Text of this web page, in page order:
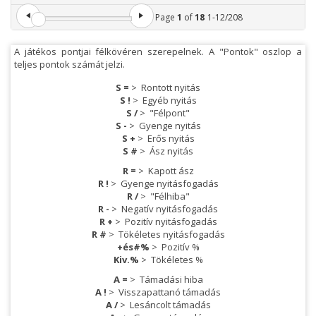
Page 1 of18 1-12/208
A játékos pontjai félkövéren szerepelnek. A "Pontok" oszlop a
teljes pontok számát jelzi.
S = > Rontott nyitás
S ! > Egyéb nyitás
S /> "Félpont"
S - > Gyenge nyitás
S + > Erős nyitás
S # > Ász nyitás
R = > Kapott ász
R ! > Gyenge nyitásfogadás
R /> "Félhiba"
R - > Negatív nyitásfogadás
R + > Pozitív nyitásfogadás
R # > Tökéletes nyitásfogadás
+és#% > Pozitív %
Kiv.% > Tökéletes %
A = > Támadási hiba
A ! > Visszapattanó támadás
A /> Lesáncolt támadás